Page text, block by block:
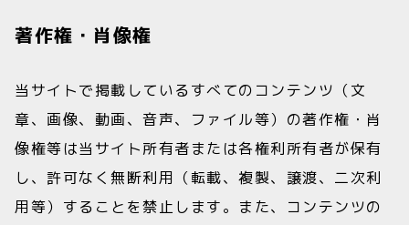
著作権・肖像権
当サイトで掲載しているすべてのコンテンツ（文
章、画像、動画、音声、ファイル等）の著作権・肖
像権等は当サイト所有者または各権利所有者が保有
し、許可なく無断利用（転載、複製、譲渡、二次利
用等）することを禁止します。また、コンテンツの